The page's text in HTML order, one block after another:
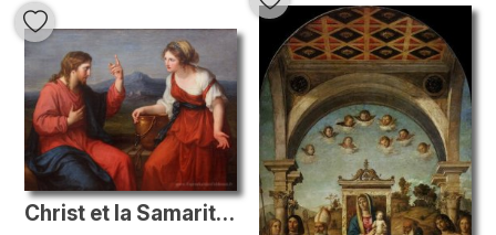
Christ et la Samaritaine au puits